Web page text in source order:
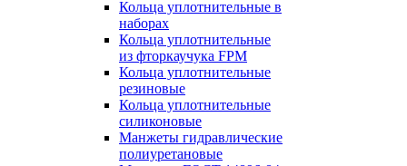
Кольца уплотнительные в
наборах
Кольца уплотнительные
из фторкаучука FPM
Кольца уплотнительные
резиновые
Кольца уплотнительные
силиконовые
Манжеты гидравлические
полиуретановые